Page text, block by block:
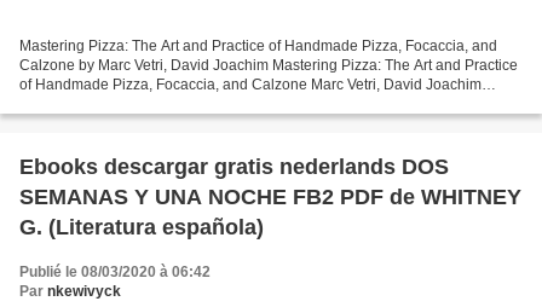
Mastering Pizza: The Art and Practice of Handmade Pizza, Focaccia, and
Calzone by Marc Vetri, David Joachim Mastering Pizza: The Art and Practice
of Handmade Pizza, Focaccia, and Calzone Marc Vetri, David Joachim
Ebooks descargar gratis nederlands DOS
SEMANAS Y UNA NOCHE FB2 PDF de WHITNEY
G. (Literatura española)
Publié le 08/03/2020 à 06:42
Par nkewivyck